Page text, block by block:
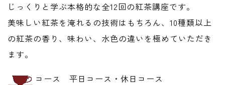
じっくりと学ぶ本格的な全12回の紅茶講座です。
美味しい紅茶を淹れるの技術はもちろん、10種類以上
の紅茶の香り、味わい、水色の違いを極めていただき
ます。
コース 平日コース・休日コース